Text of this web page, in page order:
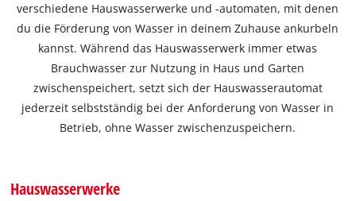
verschiedene Hauswasserwerke und -automaten, mit denen
du die Förderung von Wasser in deinem Zuhause ankurbeln
kannst. Während das Hauswasserwerk immer etwas
Brauchwasser zur Nutzung in Haus und Garten
zwischenspeichert, setzt sich der Hauswasserautomat
jederzeit selbstständig bei der Anforderung von Wasser in
Betrieb, ohne Wasser zwischenzuspeichern.
Hauswasserwerke